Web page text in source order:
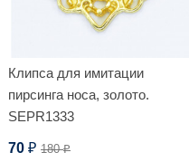
Клипса для имитации
пирсинга носа, золото.
SEPR1333
70 ₽ 180₽